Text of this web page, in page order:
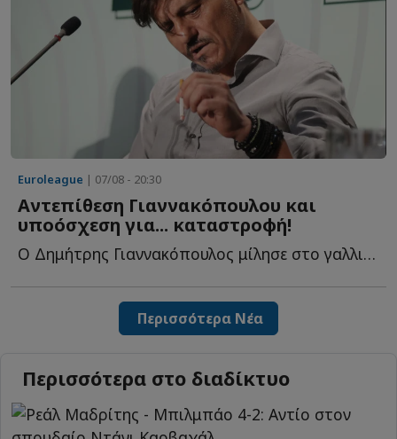
Euroleague | 07/08 - 20:30
Αντεπίθεση Γιαννακόπουλου και
υποόσχεση για... καταστροφή!
Ο Δημήτρης Γιαννακόπουλος μίλησε στο γαλλικό κανάλι Eu...
Περισσότερα Νέα
Περισσότερα στο διαδίκτυο